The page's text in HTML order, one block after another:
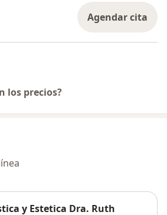
Agendar cita
los precios?
y Estetica Dra. Ruth